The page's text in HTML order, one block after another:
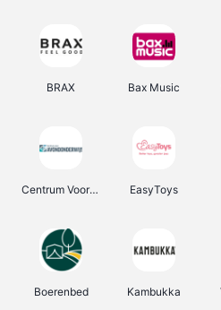
BRAX Bax Music
Centrum Voor Avondonderwijs EasyToys
Boerenbed Kambukka